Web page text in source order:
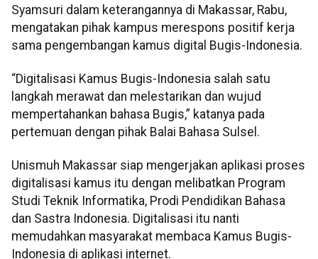
Syamsuri dalam keterangannya di Makassar, Rabu,
mengatakan pihak kampus merespons positif kerja
sama pengembangan kamus digital Bugis-Indonesia.
“Digitalisasi Kamus Bugis-Indonesia salah satu
langkah merawat dan melestarikan dan wujud
mempertahankan bahasa Bugis,” katanya pada
pertemuan dengan pihak Balai Bahasa Sulsel.
Unismuh Makassar siap mengerjakan aplikasi proses
digitalisasi kamus itu dengan melibatkan Program
Studi Teknik Informatika, Prodi Pendidikan Bahasa
dan Sastra Indonesia. Digitalisasi itu nanti
memudahkan masyarakat membaca Kamus Bugis-
Indonesia di aplikasi internet.